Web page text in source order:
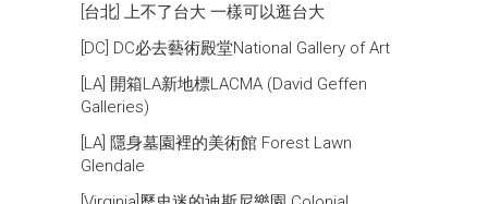
[台北] 上不了台大 一樣可以逛台大
[DC] DC必去藝術殿堂National Gallery of Art
[LA] 開箱LA新地標LACMA (David Geffen
Galleries)
[LA] 隱身墓園裡的美術館 Forest Lawn
Glendale